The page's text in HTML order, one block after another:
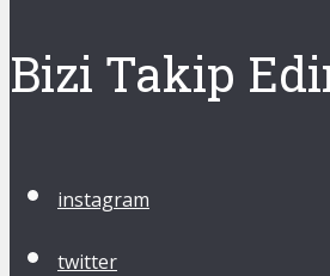
Bizi Takip
instagram
twitter